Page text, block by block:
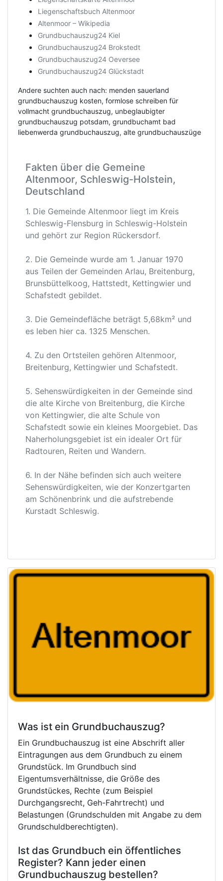
Liegenschaftsbuch Altenmoor
Altenmoor – Wikipedia
Grundbuchauszug24 Kiel
Grundbuchauszug24 Brokstedt
Grundbuchauszug24 Oeversee
Grundbuchauszug24 Glückstadt
Andere suchten auch nach: menden sauerland
grundbuchauszug kosten, formlose schreiben für
vollmacht grundbuchauszug, unbeglaubigter
grundbuchauszug potsdam, grundbuchamt bad
liebenwerda grundbuchauszug, alte grundbuchauszüge
Fakten über die Gemeine
Altenmoor, Schleswig-Holstein,
Deutschland
1. Die Gemeinde Altenmoor liegt im Kreis
Schleswig-Flensburg in Schleswig-Holstein
und gehört zur Region Rückersdorf.
2. Die Gemeinde wurde am 1. Januar 1970
aus Teilen der Gemeinden Arlau, Breitenburg,
Brunsbüttelkoog, Hattstedt, Kettingwier und
Schafstedt gebildet.
3. Die Gemeindefläche beträgt 5,68km² und
es leben hier ca. 1325 Menschen.
4. Zu den Ortsteilen gehören Altenmoor,
Breitenburg, Kettingwier und Schafstedt.
5. Sehenswürdigkeiten in der Gemeinde sind
die alte Kirche von Breitenburg, die Kirche
von Kettingwier, die alte Schule von
Schafstedt sowie ein kleines Moorgebiet. Das
Naherholungsgebiet ist ein idealer Ort für
Radtouren, Reiten und Wandern.
6. In der Nähe befinden sich auch weitere
Sehenswürdigkeiten, wie der Konzertgarten
am Schönenbrink und die aufstrebende
Kurstadt Schleswig.
Was ist ein Grundbuchauszug?
Ein Grundbuchauszug ist eine Abschrift aller
Eintragungen aus dem Grundbuch zu einem
Grundstück. Im Grundbuch sind
Eigentumsverhältnisse, die Größe des
Grundstückes, Rechte (zum Beispiel
Durchgangsrecht, Geh-Fahrtrecht) und
Belastungen (Grundschulden mit Angabe zu dem
Grundschuldberechtigten).
Ist das Grundbuch ein öffentliches
Register? Kann jeder einen
Grundbuchauszug bestellen?